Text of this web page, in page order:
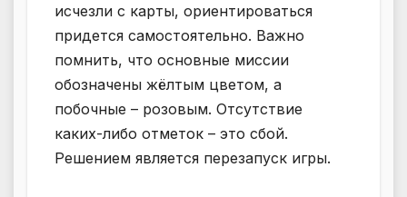
исчезли с карты, ориентироваться
придется самостоятельно. Важно
помнить, что основные миссии
обозначены жёлтым цветом, а
побочные – розовым. Отсутствие
каких-либо отметок – это сбой.
Решением является перезапуск игры.